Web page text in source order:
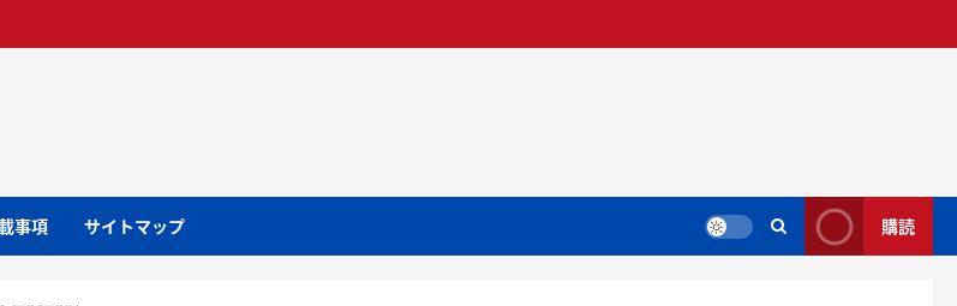
事項 サイトマップ 購読